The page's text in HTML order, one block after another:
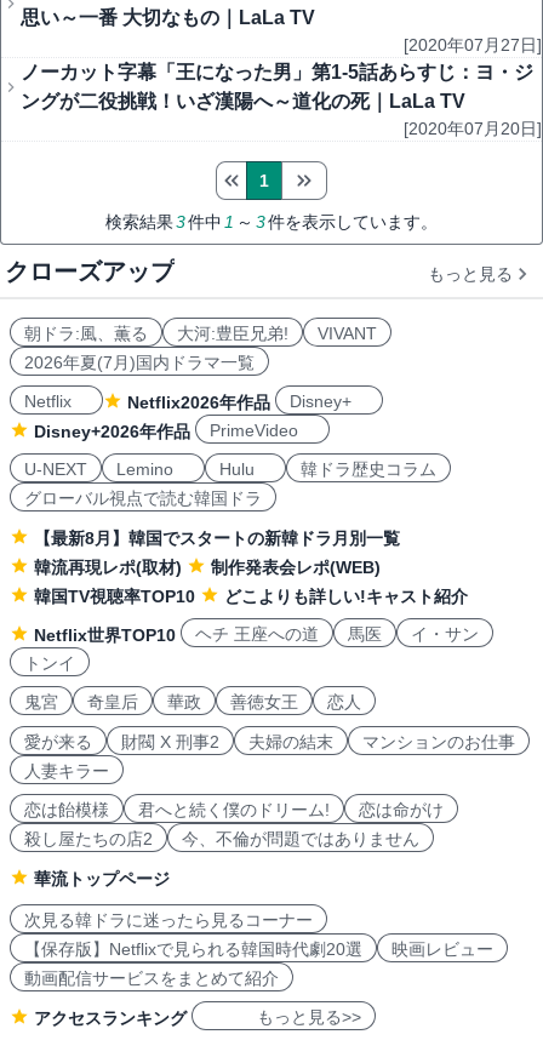
思い～一番 大切なもの｜LaLa TV
[2020年07月27日]
ノーカット字幕「王になった男」第1-5話あらすじ：ヨ・ジ
ングが二役挑戦！いざ漢陽へ～道化の死｜LaLa TV
[2020年07月20日]
検索結果3件中 1 ～ 3件を表示しています。
1
クローズアップ もっと見る
朝ドラ:風、薫る 大河:豊臣兄弟!
VIVANT
2026年夏(7月)国内ドラマ一覧
Netflix
Netflix2026年作品
Disney+
Disney+2026年作品
PrimeVideo
U-NEXT
Lemino Hulu
韓ドラ歴史コラム
グローバル視点で読む韓国ドラ
【最新8月】韓国でスタートの新韓ドラ月別一覧
韓流再現レポ(取材)
制作発表会レポ(WEB)
韓国TV視聴率TOP10
どこよりも詳しい!キャスト紹介
Netflix世界TOP10
ヘチ 王座への道 馬医
イ・サン
トンイ
鬼宮
奇皇后 華政 善徳女王 恋人
愛が来る 財閥 X 刑事2 夫婦の結末
マンションのお仕事
人妻キラー
恋は飴模様
君へと続く僕のドリーム!
恋は命がけ
殺し屋たちの店2
今、不倫が問題ではありません
華流トップページ
次見る韓ドラに迷ったら見るコーナー
【保存版】Netflixで見られる韓国時代劇20選
映画レビュー
動画配信サービスをまとめて紹介
アクセスランキング もっと見る>>